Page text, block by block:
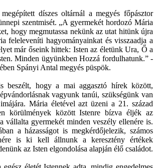
díszes oltárnál a megyés főpásztor
szentmisét. „A gyermekét hordozó Mária
hogy megmutassa nekünk az utat hitünk újra
feleleveníti hagyományainkat és visszaadja a
már őseink hittek: Isten az életünk Ura, Ő a
Minden ügyünkben Hozzá fordulhatunk.” -
Spányi Antal megyés püspök.
beszélt, hogy a mai aggasztó hírek között,
vagyunk tanúi, szükségünk van
Mária életével azt üzeni a 21. század
körülmények között Istenre bízva éljék az
vállalta gyermekét minden veszély ellenére is.
a házasságot is megkérdőjelezik, számos
is ki kell állnunk a keresztény értékek
az Isten elgondolása alapján élő családot.